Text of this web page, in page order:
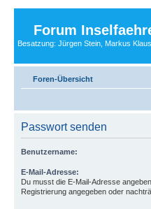
Forum
Besatzung: Jürgen Stein, Markus
Foren-Übersicht
Passwort senden
Benutzername:
E-Mail-Adresse:
Du musst die E-Mail-Adresse
Registrierung angegeben oder